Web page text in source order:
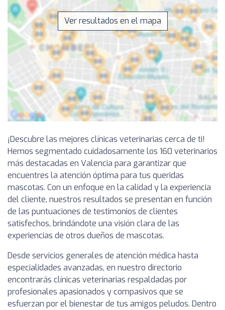
Ver resultados en el mapa
¡Descubre las mejores clínicas veterinarias cerca de ti!
Hemos segmentado cuidadosamente los 160 veterinarios
más destacadas en Valencia para garantizar que
encuentres la atención óptima para tus queridas
mascotas. Con un enfoque en la calidad y la experiencia
del cliente, nuestros resultados se presentan en función
de las puntuaciones de testimonios de clientes
satisfechos, brindándote una visión clara de las
experiencias de otros dueños de mascotas.
Desde servicios generales de atención médica hasta
especialidades avanzadas, en nuestro directorio
encontrarás clínicas veterinarias respaldadas por
profesionales apasionados y compasivos que se
esfuerzan por el bienestar de tus amigos peludos. Dentro